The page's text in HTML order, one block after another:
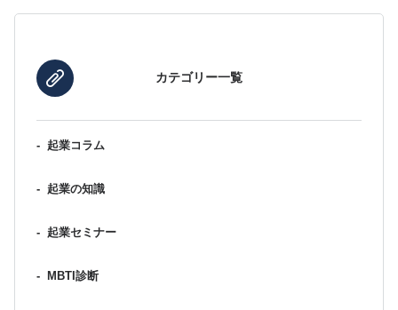
カテゴリー一覧
- 起業コラム
- 起業の知識
- 起業セミナー
- MBTI診断